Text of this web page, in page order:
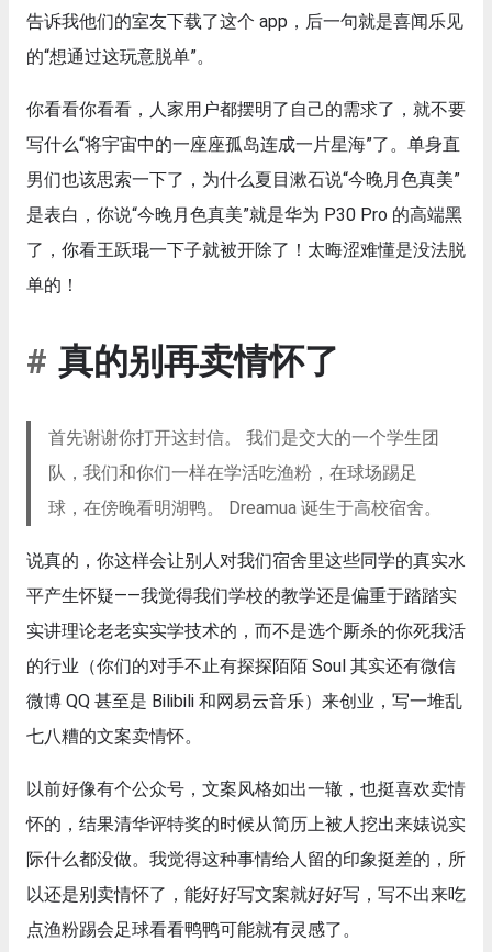
告诉我他们的室友下载了这个 app，后一句就是喜闻乐见
的“想通过这玩意脱单”。
你看看你看看，人家用户都摆明了自己的需求了，就不要
写什么“将宇宙中的一座座孤岛连成一片星海”了。单身直
男们也该思索一下了，为什么夏目漱石说“今晚月色真美”
是表白，你说“今晚月色真美”就是华为 P30 Pro 的高端黑
了，你看王跃琨一下子就被开除了！太晦涩难懂是没法脱
单的！
真的别再卖情怀了
首先谢谢你打开这封信。 我们是交大的一个学生团
队，我们和你们一样在学活吃渔粉，在球场踢足
球，在傍晚看明湖鸭。 Dreamua 诞生于高校宿舍。
说真的，你这样会让别人对我们宿舍里这些同学的真实水
平产生怀疑——我觉得我们学校的教学还是偏重于踏踏实
实讲理论老老实实学技术的，而不是选个厮杀的你死我活
的行业（你们的对手不止有探探陌陌 Soul 其实还有微信
微博 QQ 甚至是 Bilibili 和网易云音乐）来创业，写一堆乱
七八糟的文案卖情怀。
以前好像有个公众号，文案风格如出一辙，也挺喜欢卖情
怀的，结果清华评特奖的时候从简历上被人挖出来婊说实
际什么都没做。我觉得这种事情给人留的印象挺差的，所
以还是别卖情怀了，能好好写文案就好好写，写不出来吃
点渔粉踢会足球看看鸭鸭可能就有灵感了。